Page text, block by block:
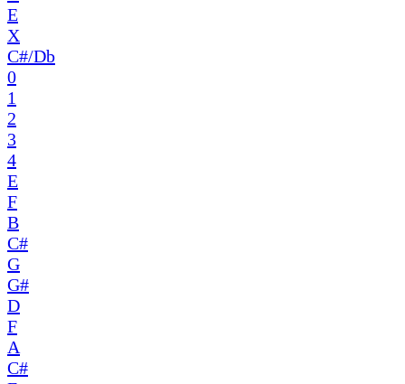
E
X
C#/Db
0
1
2
3
4
E
F
B
C#
G
G#
D
F
A
C#